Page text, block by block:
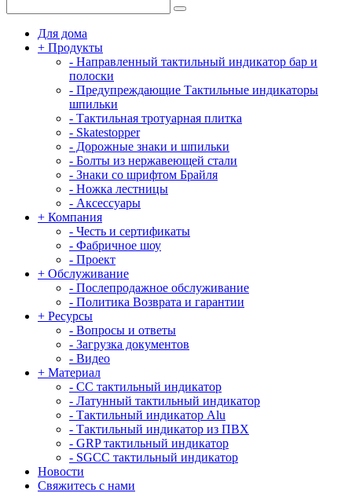
Для дома
+ Продукты
- Направленный тактильный индикатор бар и
полоски
- Предупреждающие Тактильные индикаторы
шпильки
- Тактильная тротуарная плитка
- Skatestopper
- Дорожные знаки и шпильки
- Болты из нержавеющей стали
- Знаки со шрифтом Брайля
- Ножка лестницы
- Аксессуары
+ Компания
- Честь и сертификаты
- Фабричное шоу
- Проект
+ Обслуживание
- Послепродажное обслуживание
- Политика Возврата и гарантии
+ Ресурсы
- Вопросы и ответы
- Загрузка документов
- Видео
+ Материал
- СС тактильный индикатор
- Латунный тактильный индикатор
- Тактильный индикатор Alu
- Тактильный индикатор из ПВХ
- GRP тактильный индикатор
- SGCC тактильный индикатор
Новости
Свяжитесь с нами